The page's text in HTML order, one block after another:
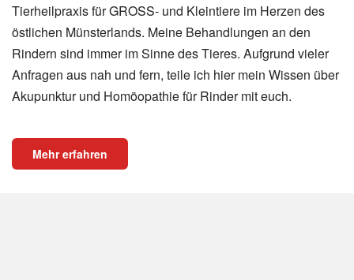
Tierheilpraxis für GROSS- und Kleintiere im Herzen des
östlichen Münsterlands. Meine Behandlungen an den
Rindern sind immer im Sinne des Tieres. Aufgrund vieler
Anfragen aus nah und fern, teile ich hier mein Wissen über
Akupunktur und Homöopathie für Rinder mit euch.
Mehr erfahren